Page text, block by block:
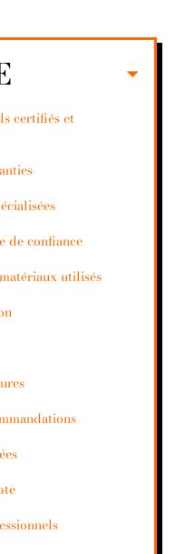
certifiés et
de confiance
utilisés